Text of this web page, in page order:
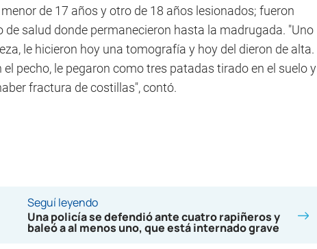
de 17 años y otro de 18 años lesionados; fueron
salud donde permanecieron hasta la madrugada. "Uno
le hicieron hoy una tomografía y hoy del dieron de alta.
pecho, le pegaron como tres patadas tirado en el suelo y
fractura de costillas", contó.
Seguí leyendo
Una policía se defendió ante cuatro rapiñeros y
baleó a al menos uno, que está internado grave